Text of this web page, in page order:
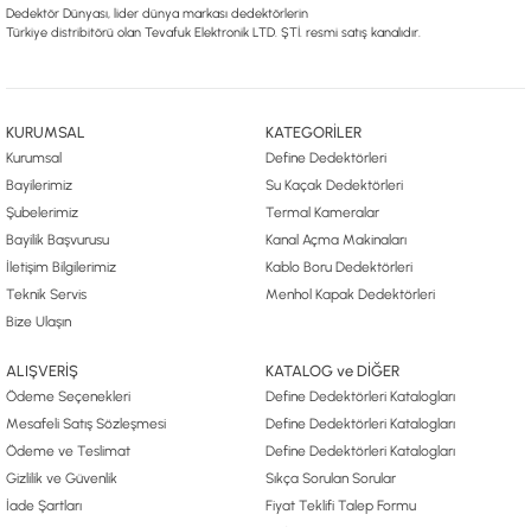
Dedektör Dünyası, lider dünya markası dedektörlerin
Türkiye distribitörü olan Tevafuk Elektronik LTD. ŞTİ. resmi satış kanalıdır.
KURUMSAL
Kurumsal
Bayilerimiz
Şubelerimiz
Bayilik Başvurusu
İletişim Bilgilerimiz
Teknik Servis
Bize Ulaşın
KATEGORİLER
Define Dedektörleri
Su Kaçak Dedektörleri
Termal Kameralar
Kanal Açma Makinaları
Kablo Boru Dedektörleri
Menhol Kapak Dedektörleri
ALIŞVERİŞ
Ödeme Seçenekleri
Mesafeli Satış Sözleşmesi
Ödeme ve Teslimat
Gizlilik ve Güvenlik
İade Şartları
KATALOG ve DİĞER
Define Dedektörleri Katalogları
Define Dedektörleri Katalogları
Define Dedektörleri Katalogları
Sıkça Sorulan Sorular
Fiyat Teklifi Talep Formu